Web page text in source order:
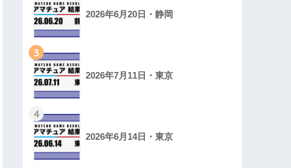
2026年6月20日・静岡
3
2026年7月11日・東京
4
2026年6月14日・東京